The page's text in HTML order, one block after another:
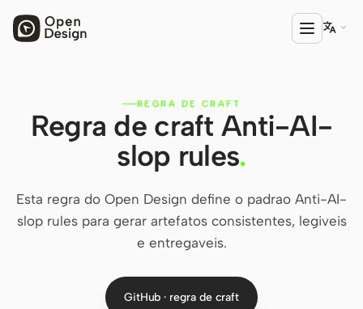
Open Design
HTML Anything
HTML Video

REGRA DE CRAFT
Regra de craft Anti-AI-
slop rules.
Esta regra do Open Design define o padrao Anti-AI-
slop rules para gerar artefatos consistentes, legiveis
e entregaveis.
GitHub · regra de craft